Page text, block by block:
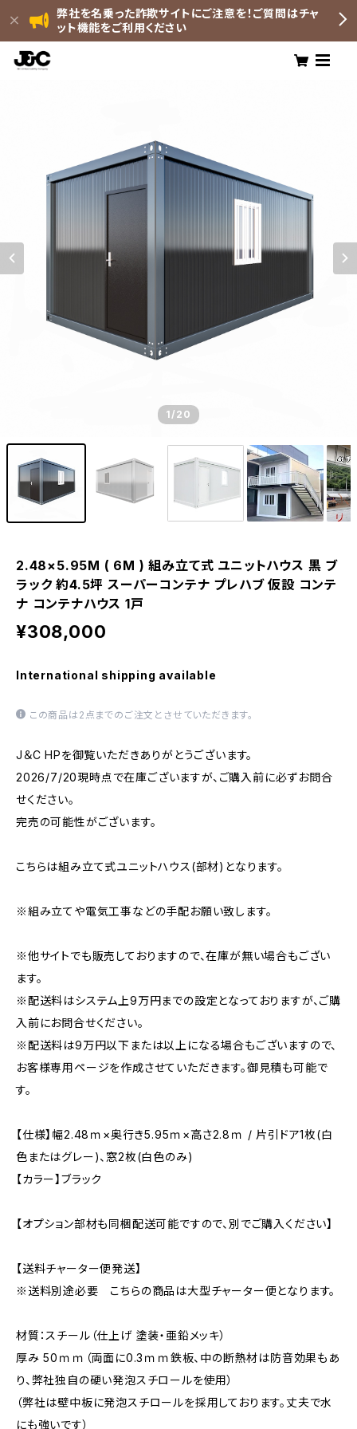
弊社を名乗った詐欺サイトにご注意を！ご質問はチャ
ット機能をご利用ください
1/20
2.48×5.95M ( 6M ) 組み立て式 ユニットハウス 黒 ブ
ラック 約4.5坪 スーパーコンテナ プレハブ 仮設 コンテ
ナ コンテナハウス 1戸
¥308,000
International shipping available
この商品は2点までのご注文とさせていただきます。
J＆C HPを御覧いただきありがとうございます。
2026/7/20現時点で在庫ございますが、ご購入前に必ずお問合
せください。
完売の可能性がございます。
こちらは組み立て式ユニットハウス(部材)となります。
※組み立てや電気工事などの手配お願い致します。
※他サイトでも販売しておりますので、在庫が無い場合もござい
ます。
※配送料はシステム上9万円までの設定となっておりますが、ご購
入前にお問合せください。
※配送料は9万円以下または以上になる場合もございますので、
お客様専用ページを作成させていただきます。御見積も可能で
す。
【仕様】幅2.48ｍ×奥行き5.95ｍ×高さ2.8ｍ / 片引ドア1枚(白
色またはグレー)、窓2枚(白色のみ)
【カラー】ブラック
【オプション部材も同梱配送可能ですので、別でご購入ください】
【送料チャーター便発送】
※送料別途必要 こちらの商品は大型チャーター便となります。
材質：スチール（仕上げ 塗装・亜鉛メッキ）
厚み 50ｍｍ（両面に0.3ｍｍ鉄板、中の断熱材は防音効果もあ
り、弊社独自の硬い発泡スチロールを使用）
（弊社は壁中板に発泡スチロールを採用しております。丈夫で水
にも強いです）